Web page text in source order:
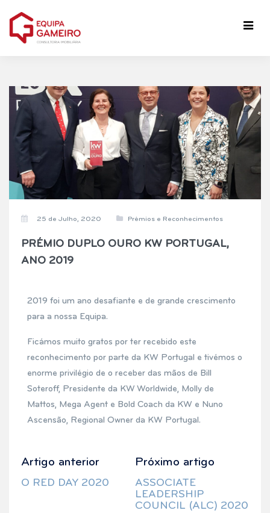
25 de Julho, 2020 Prémios e Reconhecimentos
PRÉMIO DUPLO OURO KW PORTUGAL,
ANO 2019
2019 foi um ano desafiante e de grande crescimento
para a nossa Equipa.
Ficámos muito gratos por ter recebido este
reconhecimento por parte da KW Portugal e tivémos o
enorme privilégio de o receber das mãos de Bill
Soteroff, Presidente da KW Worldwide, Molly de
Mattos, Mega Agent e Bold Coach da KW e Nuno
Ascensão, Regional Owner da KW Portugal.
Artigo anterior
O RED DAY 2020
Próximo artigo
ASSOCIATE
LEADERSHIP
COUNCIL (ALC) 2020